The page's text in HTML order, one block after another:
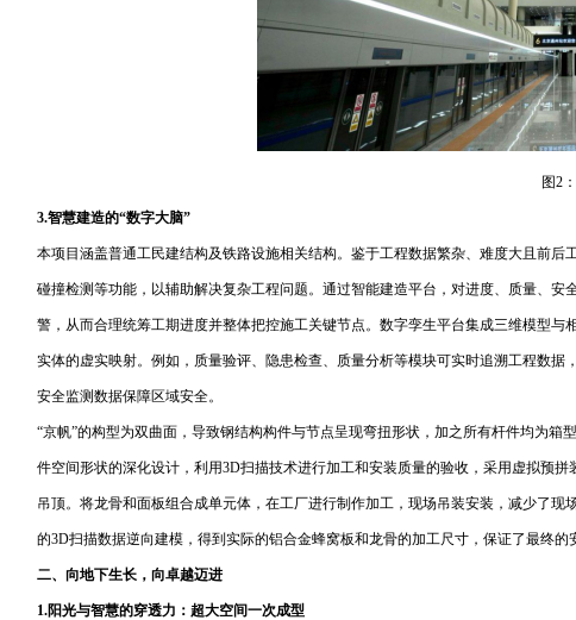
图2
3.智慧建造的“数字大脑”
本项目涵盖普通工民建结构及铁路设施相关结构。鉴于工程数据繁杂、难度大且前
碰撞检测等功能，以辅助解决复杂工程问题。通过智能建造平台，对进度、质量、
警，从而合理统筹工期进度并整体把控施工关键节点。数字孪生平台集成三维模型
实体的虚实映射。例如，质量验评、隐患检查、质量分析等模块可实时追溯工程数
安全监测数据保障区域安全。
“京帆”的构型为双曲面，导致钢结构构件与节点呈现弯扭形状，加之所有杆件均为
件空间形状的深化设计，利用3D扫描技术进行加工和安装质量的验收，采用虚拟预
吊顶。将龙骨和面板组合成单元体，在工厂进行制作加工，现场吊装安装，减少了
的3D扫描数据逆向建模，得到实际的铝合金蜂窝板和龙骨的加工尺寸，保证了最终的
二、向地下生长，向卓越迈进
1.阳光与智慧的穿透力：超大空间一次成型